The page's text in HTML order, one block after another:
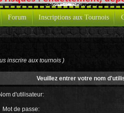
Forum Inscriptions aux Tournois
inscrire aux tournois )
Veuillez entrer votre nom
d'utilisateur:
Mot de passe: